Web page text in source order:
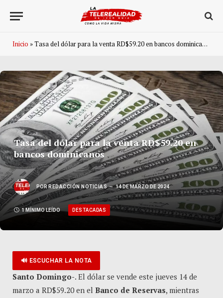
Inicio »Tasa del dólar para la venta RD$59.20 en bancos dominicanos
Tasa del dólar para la venta RD$59.20 en
bancos dominicanos
POR REDACCIÓN NOTICIAS 14 DE MARZO DE 2024
1 MÍNIMO LEÍDO DESTACADAS
🔊 ESCUCHAR LA NOTA
Santo Domingo-. El dólar se vende este jueves 14 de
marzo a RD$59.20 en el Banco de Reservas, mientras